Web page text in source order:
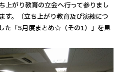
上がり教育の立会へ行って参りまし
す。（立ち上がり教育及び演練につ
た「5月度まとめ☆（その1）」を見